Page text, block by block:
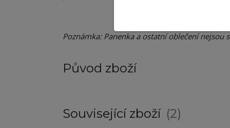
Poznámka: Panenka a ostatní oblečení nejsou
Původ zboží
Související zboží 2